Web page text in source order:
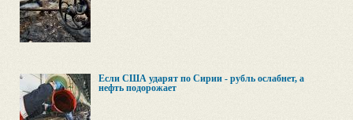
Если США ударят по Сирии - рубль ослабнет, а
нефть подорожает